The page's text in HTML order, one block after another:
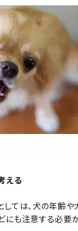
える
しては、犬の年齢
にも注意する必要が